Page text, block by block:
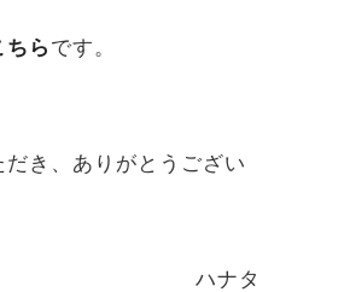
ち らです。
だき、ありがとうござい
ハナタ